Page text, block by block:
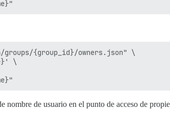
groups/{group_id}/owners.json" \
\
nombre de usuario en el punto de acceso de